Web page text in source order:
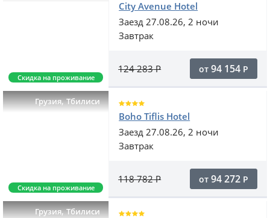
Скидка на проживание
City Avenue Hotel
Заезд 27.08.26, 2 ночи
Завтрак
124 283Р от 94 154 Р
Грузия,Тбилиси
Скидка на проживание
Boho Tiflis Hotel
Заезд 27.08.26, 2 ночи
Завтрак
118 782Р от 94 272 Р
Грузия,Тбилиси